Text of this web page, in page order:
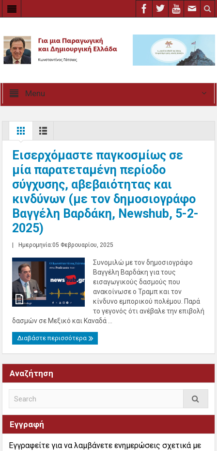
Menu
Εισερχόμαστε παγκοσμίως σε
μία παρατεταμένη περίοδο
σύγχυσης, αβεβαιότητας και
κινδύνων (με τον δημοσιογράφο
Βαγγέλη Βαρδάκη, Newshub, 5-2-
2025)
Ημερομηνία:05 Φεβρουαρίου, 2025
Συνομιλώ με τον δημοσιογράφο
Βαγγέλη Βαρδάκη για τους
εισαγωγικούς δασμούς που
ανακοίνωσε ο Τραμπ και τον
κίνδυνο εμπορικού πολέμου. Παρά
το γεγονός ότι ανέβαλε την επιβολή
δασμών σε Μεξικό και Καναδά ...
Διαβάστε περισσότερα
Αναζήτηση
Εγγραφή
Εγγραφείτε για να λαμβάνετε ενημερώσεις σχετικά με